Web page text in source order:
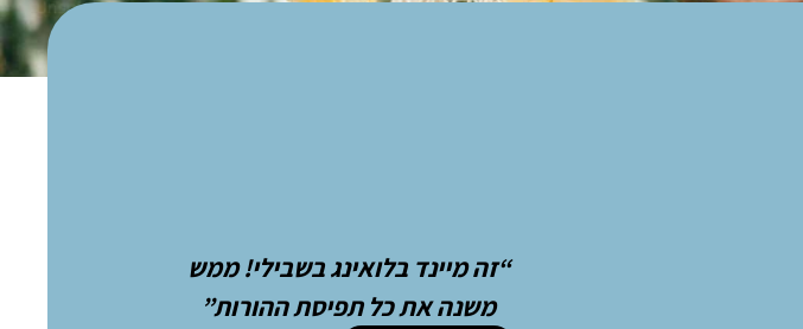
“זה מיינד בלואינג בשבילי! ממש
משנה את כל תפיסת ההורות”